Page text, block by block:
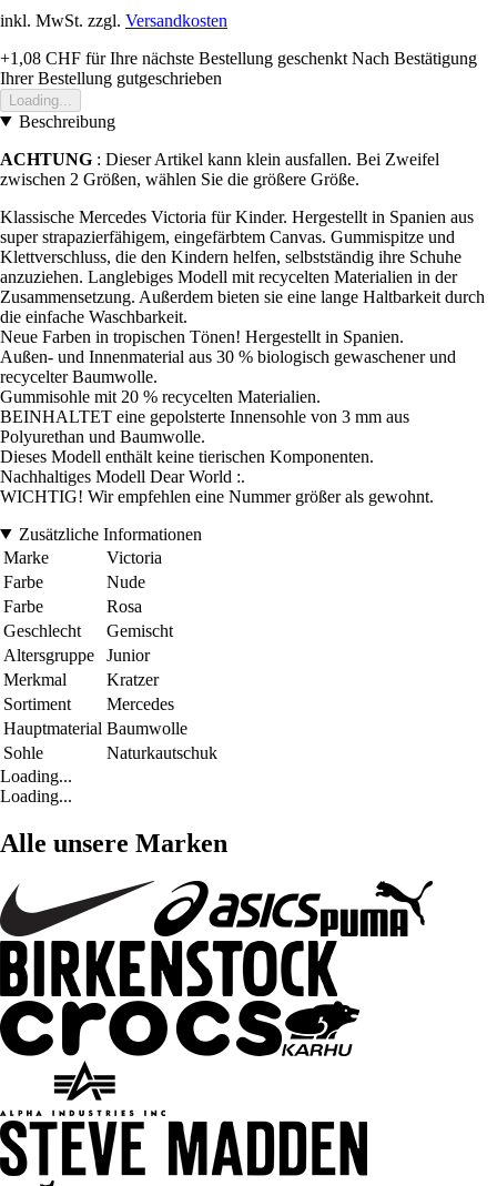
inkl. MwSt. zzgl. Versandkosten
+1,08 CHF für Ihre nächste Bestellung geschenkt Nach Bestätigung
Ihrer Bestellung gutgeschrieben
Loading...
Beschreibung
ACHTUNG : Dieser Artikel kann klein ausfallen. Bei Zweifel
zwischen 2 Größen, wählen Sie die größere Größe.
Klassische Mercedes Victoria für Kinder. Hergestellt in Spanien aus
super strapazierfähigem, eingefärbtem Canvas. Gummispitze und
Klettverschluss, die den Kindern helfen, selbstständig ihre Schuhe
anzuziehen. Langlebiges Modell mit recycelten Materialien in der
Zusammensetzung. Außerdem bieten sie eine lange Haltbarkeit durch
die einfache Waschbarkeit.
Neue Farben in tropischen Tönen! Hergestellt in Spanien.
Außen- und Innenmaterial aus 30 % biologisch gewaschener und
recycelter Baumwolle.
Gummisohle mit 20 % recycelten Materialien.
BEINHALTET eine gepolsterte Innensohle von 3 mm aus
Polyurethan und Baumwolle.
Dieses Modell enthält keine tierischen Komponenten.
Nachhaltiges Modell Dear World :.
WICHTIG! Wir empfehlen eine Nummer größer als gewohnt.
Zusätzliche Informationen
Marke
Victoria
Farbe
Nude
Farbe
Rosa
Geschlecht
Gemischt
Altersgruppe
Junior
Merkmal
Kratzer
Sortiment
Mercedes
Hauptmaterial Baumwolle
Sohle
Naturkautschuk
Loading...
Loading...
Alle unsere Marken